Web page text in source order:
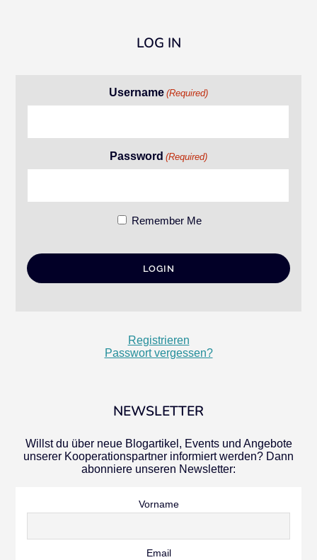
LOG IN
Username (Required)
Password (Required)
Remember Me
Registrieren
Passwort vergessen?
NEWSLETTER
Willst du über neue Blogartikel, Events und Angebote
unserer Kooperationspartner informiert werden? Dann
abonniere unseren Newsletter:
Vorname
Email